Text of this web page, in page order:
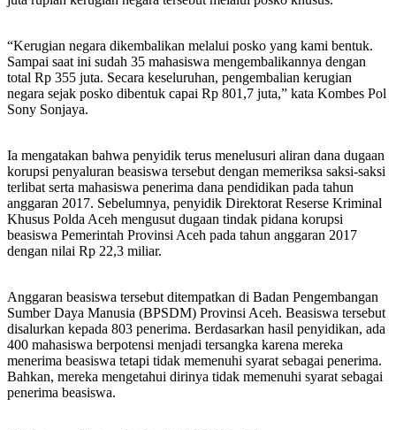
“Kerugian negara dikembalikan melalui posko yang kami bentuk.
Sampai saat ini sudah 35 mahasiswa mengembalikannya dengan
total Rp 355 juta. Secara keseluruhan, pengembalian kerugian
negara sejak posko dibentuk capai Rp 801,7 juta,” kata Kombes Pol
Sony Sonjaya.
Ia mengatakan bahwa penyidik terus menelusuri aliran dana dugaan
korupsi penyaluran beasiswa tersebut dengan memeriksa saksi-saksi
terlibat serta mahasiswa penerima dana pendidikan pada tahun
anggaran 2017. Sebelumnya, penyidik Direktorat Reserse Kriminal
Khusus Polda Aceh mengusut dugaan tindak pidana korupsi
beasiswa Pemerintah Provinsi Aceh pada tahun anggaran 2017
dengan nilai Rp 22,3 miliar.
Anggaran beasiswa tersebut ditempatkan di Badan Pengembangan
Sumber Daya Manusia (BPSDM) Provinsi Aceh. Beasiswa tersebut
disalurkan kepada 803 penerima. Berdasarkan hasil penyidikan, ada
400 mahasiswa berpotensi menjadi tersangka karena mereka
menerima beasiswa tetapi tidak memenuhi syarat sebagai penerima.
Bahkan, mereka mengetahui dirinya tidak memenuhi syarat sebagai
penerima beasiswa.